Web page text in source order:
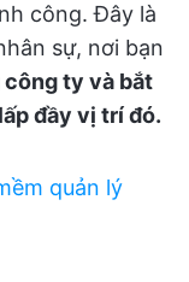
công. Đây là
sự, nơi bạn
ty và bắt
đầy vị trí đó.
quản lý